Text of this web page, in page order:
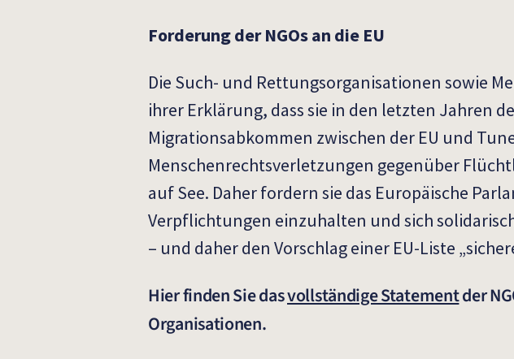
Forderung der NGOs an die EU
Die Such- und Rettungsorganisationen sowie
ihrer Erklärung, dass sie in den letzten Jahren
Migrationsabkommen zwischen der EU und
Menschenrechtsverletzungen gegenüber
auf See. Daher fordern sie das Europäische
Verpflichtungen einzuhalten und sich
– und daher den Vorschlag einer EU-Liste
Hier finden Sie dasvollständige Statementder
Organisationen.